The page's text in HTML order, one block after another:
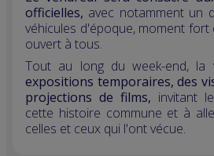
officielles, avec notamment un
véhicules d'époque, moment
ouvert à tous.
Tout au long du week-end, la
expositions temporaires, des
projections de films, invitant
cette histoire commune et à
celles et ceux qui l'ont vécue.